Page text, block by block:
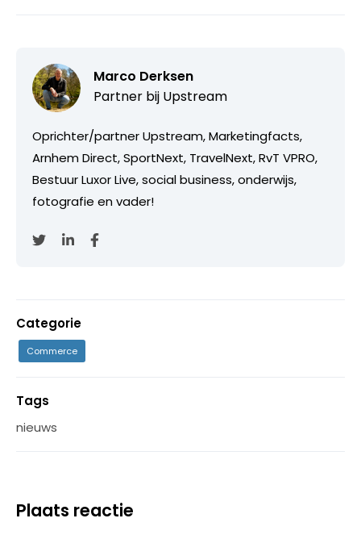
Marco Derksen
Partner bij Upstream
Oprichter/partner Upstream, Marketingfacts,
Arnhem Direct, SportNext, TravelNext, RvT VPRO,
Bestuur Luxor Live, social business, onderwijs,
fotografie en vader!
Categorie
Commerce
Tags
nieuws
Plaats reactie